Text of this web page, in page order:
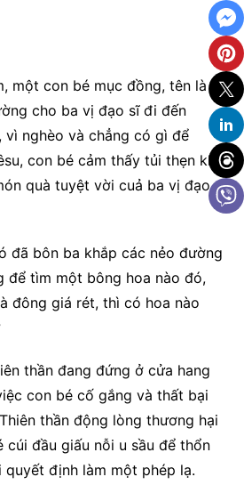
một con bé mục đồng, tên là
cho ba vị đạo sĩ đi đến
vì nghèo và chẳng có gì để
con bé cảm thấy tủi thẹn khi
quà tuyệt vời cuả ba vị đạo
đã bôn ba khắp các nẻo đường
để tìm một bông hoa nào đó,
đông giá rét, thì có hoa nào
thần đang đứng ở cửa hang
con bé cố gắng và thất bại
thần động lòng thương hại
cúi đầu giấu nỗi u sầu để thổn
định làm một phép lạ.